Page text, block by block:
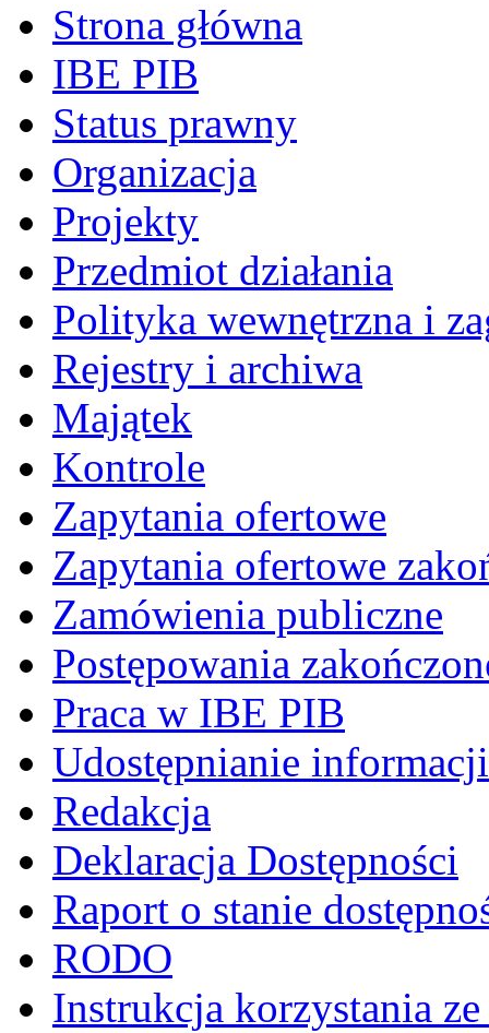
Strona główna
IBE PIB
Status prawny
Organizacja
Projekty
Przedmiot działania
Polityka wewnętrzna i
Rejestry i archiwa
Majątek
Kontrole
Zapytania ofertowe
Zapytania ofertowe
Zamówienia publiczne
Postępowania
Praca w IBE PIB
Udostępnianie informacji
Redakcja
Deklaracja Dostępności
Raport o stanie
RODO
Instrukcja korzystania